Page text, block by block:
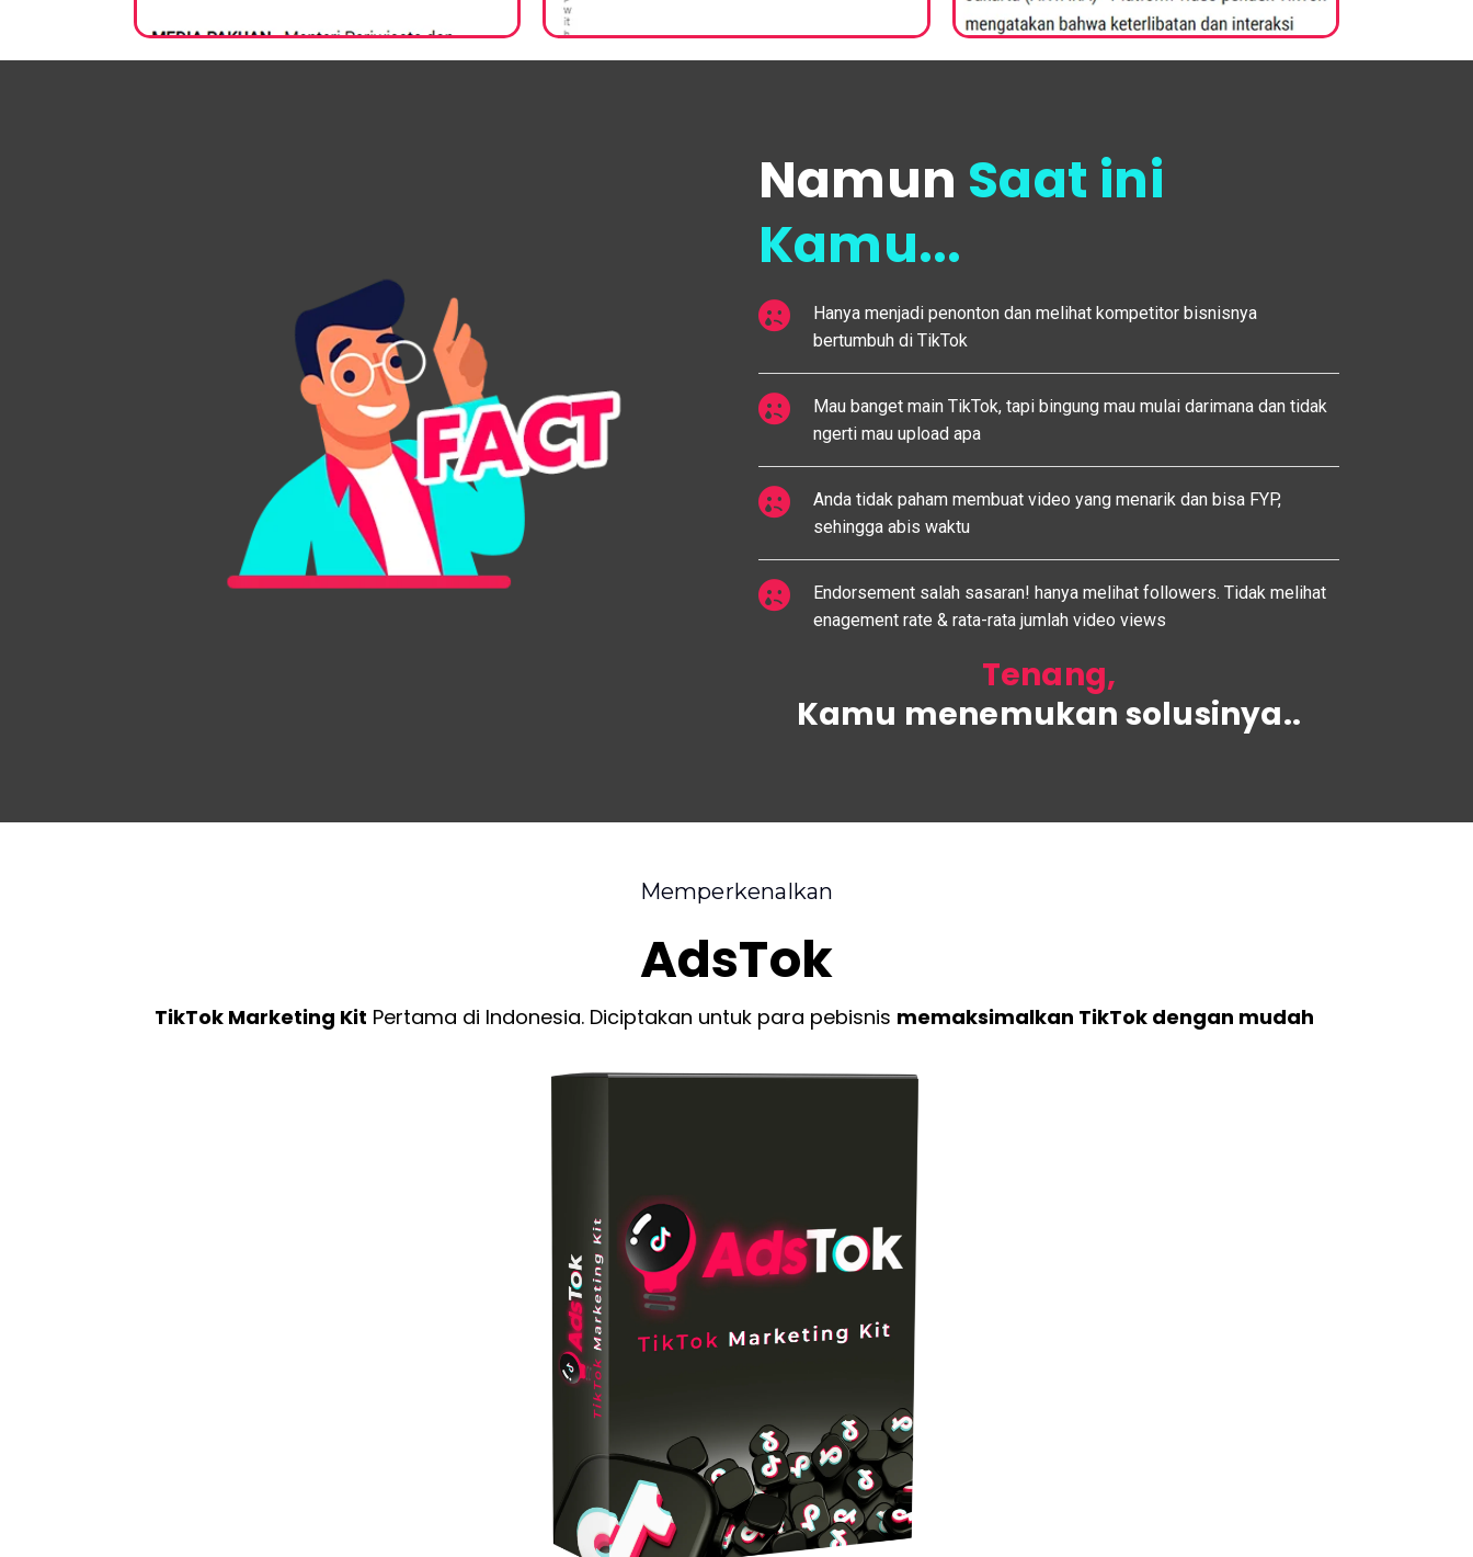
Namun Saat ini
Kamu...
Hanya menjadi penonton dan melihat kompetitor bisnisnya
bertumbuh di TikTok
Mau banget main TikTok, tapi bingung mau mulai darimana dan tidak
ngerti mau upload apa
Anda tidak paham membuat video yang menarik dan bisa FYP,
sehingga abis waktu
Endorsement salah sasaran! hanya melihat followers. Tidak melihat
enagement rate & rata-rata jumlah video views
Tenang,
Kamu menemukan solusinya..
Memperkenalkan
AdsTok
TikTok Marketing Kit Pertama di Indonesia. Diciptakan untuk para pebisnis memaksimalkan TikTok dengan mudah